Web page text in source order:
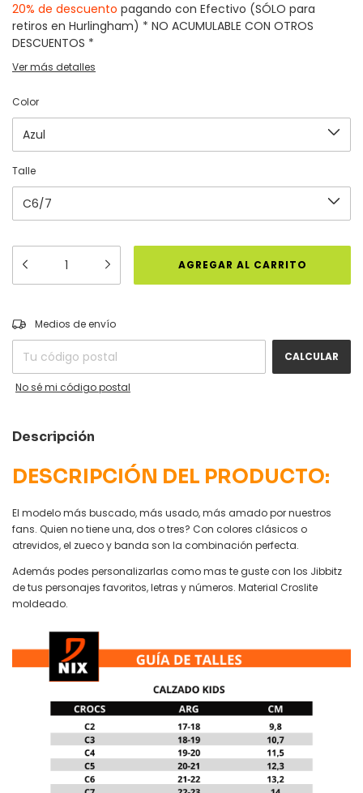
20% de descuento pagando con Efectivo (SÓLO para
retiros en Hurlingham) * NO ACUMULABLE CON OTROS
DESCUENTOS *
Ver más detalles
Color
Talle
Entregas para el CP:
Medios de envío
CALCULAR
No sé mi código postal
Descripción
DESCRIPCIÓN DEL PRODUCTO:
El modelo más buscado, más usado, más amado por nuestros
fans. Quien no tiene una, dos o tres? Con colores clásicos o
atrevidos, el zueco y banda son la combinación perfecta.
Además podes personalizarlas como mas te guste con los Jibbitz
de tus personajes favoritos, letras y números. Material Croslite
moldeado.